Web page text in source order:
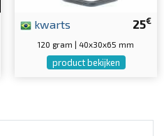
25€
kwarts
120 gram | 40x30x65 mm
product bekijken